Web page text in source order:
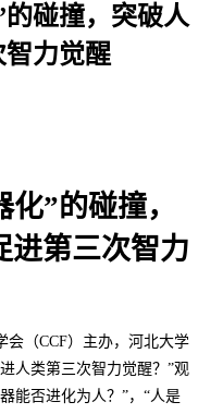
碰撞，突破人
力觉醒
”的碰撞，
进第三次智力
会（CCF）主办，河北大学
人类第三次智力觉醒？”观
能否进化为人？”，“人是